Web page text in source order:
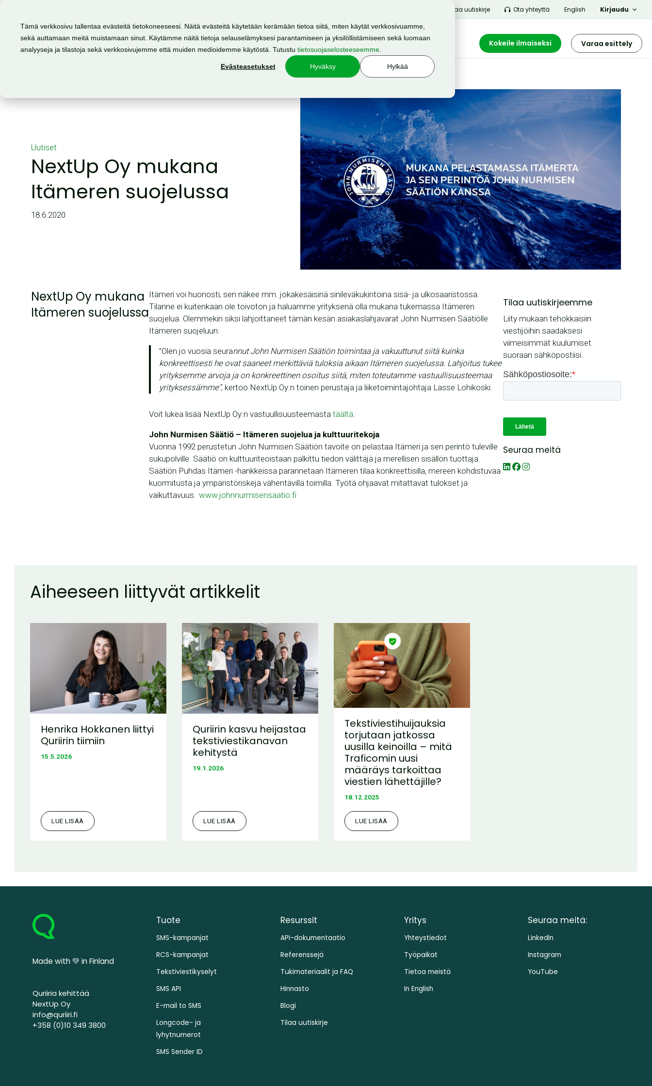
Tämä verkkosivu tallentaa evästeitä tietokoneeseesi. Näitä evästeitä käytetään kerämään tietoa siitä, miten käytät verkkosivuamme,
sekä auttamaan meitä muistamaan sinut. Käytämme näitä tietoja selauselämyksesi parantamiseen ja yksilöllistämiseen sekä luomaan
analyyseja ja tilastoja sekä verkkosivujemme että muiden medioidemme käytöstä. Tutustu tietosuojaselosteeseemme
Evästeasetukset Hyväksy Hylkää
Tilaa uutiskirje Ota yhteyttä Kirjaudu
English
Tuote Mahdollisuudet Resurssit Hinnasto Meistä Varaa esittely
Kokeile ilmaiseksi
Uutiset
NextUp Oy mukana
Itämeren suojelussa
18.6.2020
NextUp Oy mukana
Itämeren suojelussa
Itämeri voi huonosti, sen näkee mm. jokakesäisinä sinileväkukintoina sisä- ja ulkosaaristossa.
Tilanne ei kuitenkaan ole toivoton ja haluamme yrityksenä olla mukana tukemassa Itämeren
suojelua. Olemmekin siksi lahjoittaneet tämän kesän asiakaslahjavarat John Nurmisen Säätiölle
Itämeren suojeluun.
”Olen jo vuosia seurannut John Nurmisen Säätiön toimintaa ja vakuuttunut siitä kuinka
konkreettisesti he ovat saaneet merkittäviä tuloksia aikaan Itämeren suojelussa. Lahjoitus tukee
yrityksemme arvoja ja on konkreettinen osoitus siitä, miten toteutamme vastuullisuusteemaa
yrityksessämme”, kertoo NextUp Oy:n toinen perustaja ja liiketoimintajohtaja Lasse Lohikoski.
Voit lukea lisää NextUp Oy:n vastuullisuusteemastatäältä
John Nurmisen Säätiö – Itämeren suojelua ja kulttuuritekoja
Vuonna 1992 perustetun John Nurmisen Säätiön tavoite on pelastaa Itämeri ja sen perintö tuleville
sukupolville. Säätiö on kulttuuriteoistaan palkittu tiedon välittäjä ja merellisen sisällön tuottaja.
Säätiön Puhdas Itämeri -hankkeissa parannetaan Itämeren tilaa konkreettisilla, mereen kohdistuvaa
kuormitusta ja ympäristöriskejä vähentävillä toimilla. Työtä ohjaavat mitattavat tulokset ja
vaikuttavuus.www.johnnurmisensaatio.fi
Tilaa uutiskirjeemme
Liity mukaan tehokkaisiin
viestijöihin saadaksesi
viimeisimmät kuulumiset
suoraan sähköpostiisi.
Seuraa meitä
Aiheeseen liittyvät artikkelit
Henrika Hokkanen liittyi
Quriirin tiimiin
15.5.2026
LUE LISÄÄ
Quriirin kasvu heijastaa
tekstiviestikanavan
kehitystä
19.1.2026
LUE LISÄÄ
Tekstiviestihuijauksia
torjutaan jatkossa
uusilla keinoilla – mitä
Traficomin uusi
määräys tarkoittaa
viestien lähettäjille?
18.12.2025
LUE LISÄÄ
Made with 💚 in Finland
Quriiria kehittää
NextUp Oy
info@quriiri.fi
+358 (0)10 349 3800
Tuote
SMS-kampanjat
RCS-kampanjat
Tekstiviestikyselyt
SMS API
E-mail to SMS
Longcode- ja
lyhytnumerot
SMS Sender ID
Resurssit
API-dokumentaatio
Referenssejä
Tukimateriaalit ja FAQ
Hinnasto
Blogi
Tilaa uutiskirje
Yritys
Yhteystiedot
Työpaikat
Tietoa meistä
In English
Seuraa meitä:
LinkedIn
Instagram
YouTube